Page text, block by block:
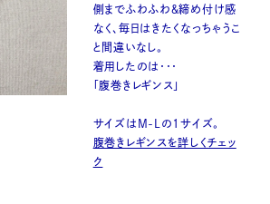
側までふわふわ＆締め付け感
なく、毎日はきたくなっちゃうこ
と間違いなし。
着用したのは・・・
「腹巻きレギンス」
サイズはM-Lの1サイズ。
腹巻きレギンスを詳しくチェッ
ク